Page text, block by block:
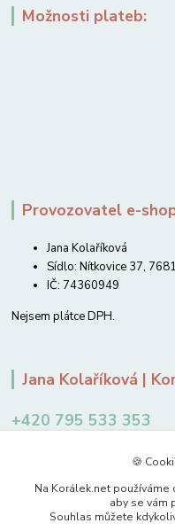
Možnosti plateb:
Provozovatel e-
Jana Kolaříková
Sídlo: Nítkovice 37,
IČ: 74360949
Nejsem plátce DPH.
Jana Kolaříková |
+420 795 533 353
jkolarikova@koralek.net
🍪
Na Korálek.net
aby se vám
Souhlas můžete